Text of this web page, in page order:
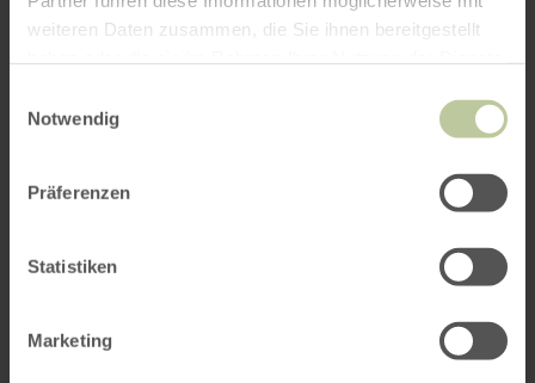
weiteren Daten zusammen, die Sie ihnen bereitgestellt
Notwendig
Präferenzen
Statistiken
Marketing